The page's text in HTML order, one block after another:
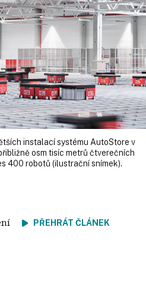
instalací systému AutoStore v
osm tisíc metrů čtverečních
400 robotů (ilustrační snímek).
PŘEHRÁT ČLÁNEK